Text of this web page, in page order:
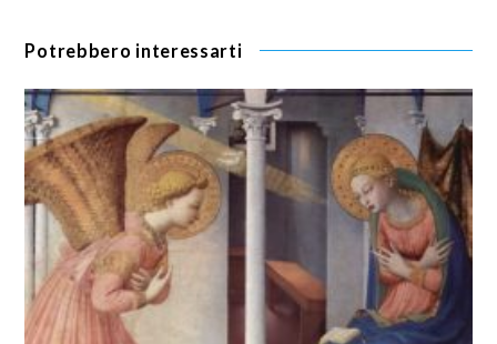
Potrebbero interessarti